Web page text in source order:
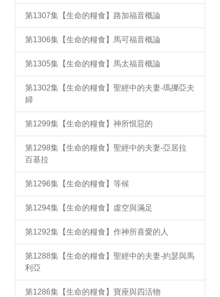
第1307集【生命的糧食】路加福音概論
第1306集【生命的糧食】馬可福音概論
第1305集【生命的糧食】馬太福音概論
第1302集【生命的糧食】聖經中的夫妻-瑪挪亞夫
婦
第1299集【生命的糧食】神所恨惡的
第1298集【生命的糧食】聖經中的夫妻-亞居拉
百基拉
第1296集【生命的糧食】等候
第1294集【生命的糧食】虛空與滿足
第1292集【生命的糧食】作神所喜愛的人
第1288集【生命的糧食】聖經中的夫妻-約瑟與馬
利亞
第1286集【生命的糧食】寶座與四活物